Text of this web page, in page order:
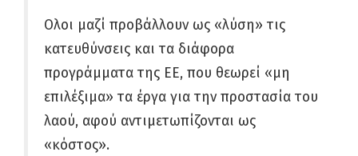
Ολοι μαζί προβάλλουν ως «λύση» τις
κατευθύνσεις και τα διάφορα
προγράμματα της ΕΕ, που θεωρεί «μη
επιλέξιμα» τα έργα για την προστασία του
λαού, αφού αντιμετωπίζονται ως
«κόστος».